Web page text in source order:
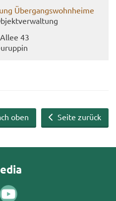
Über­gangs­wohn­hei­me
43
Seite zurück
oben